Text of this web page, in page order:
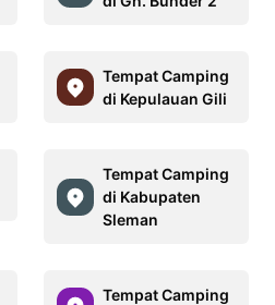
Tempat Camping
di Kepulauan Gili
Tempat Camping
di Kabupaten
Sleman
Tempat Camping